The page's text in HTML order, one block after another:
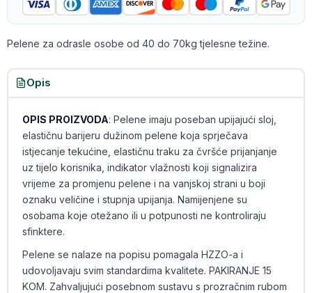
Pelene za odrasle osobe od 40 do 70kg tjelesne težine.
Opis
OPIS PROIZVODA: Pelene imaju poseban upijajući sloj,
elastičnu barijeru dužinom pelene koja sprječava
istjecanje tekućine, elastičnu traku za čvršće prijanjanje
uz tijelo korisnika, indikator vlažnosti koji signalizira
vrijeme za promjenu pelene i na vanjskoj strani u boji
oznaku veličine i stupnja upijanja. Namijenjene su
osobama koje otežano ili u potpunosti ne kontroliraju
sfinktere.
Pelene se nalaze na popisu pomagala HZZO-a i
udovoljavaju svim standardima kvalitete. PAKIRANJE 15
KOM. Zahvaljujući posebnom sustavu s prozračnim rubom